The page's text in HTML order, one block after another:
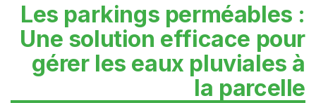
Les parkings perméables :
Une solution efficace pour
gérer les eaux pluviales à
la parcelle